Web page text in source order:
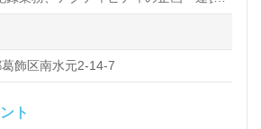
飾区南水元2-14-7
ト